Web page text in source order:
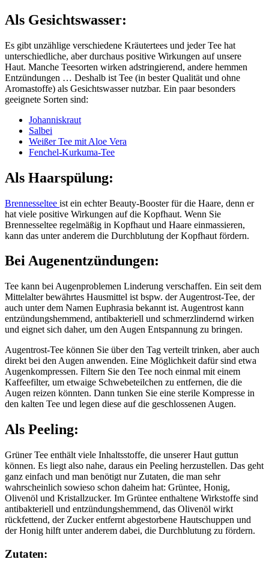
Als Gesichtswasser:
Es gibt unzählige verschiedene Kräutertees und jeder Tee hat
unterschiedliche, aber durchaus positive Wirkungen auf unsere
Haut. Manche Teesorten wirken adstringierend, andere hemmen
Entzündungen … Deshalb ist Tee (in bester Qualität und ohne
Aromastoffe) als Gesichtswasser nutzbar. Ein paar besonders
geeignete Sorten sind:
Johanniskraut
Salbei
Weißer Tee mit Aloe Vera
Fenchel-Kurkuma-Tee
Als Haarspülung:
Brennesseltee ist ein echter Beauty-Booster für die Haare, denn er
hat viele positive Wirkungen auf die Kopfhaut. Wenn Sie
Brennesseltee regelmäßig in Kopfhaut und Haare einmassieren,
kann das unter anderem die Durchblutung der Kopfhaut fördern.
Bei Augenentzündungen:
Tee kann bei Augenproblemen Linderung verschaffen. Ein seit dem
Mittelalter bewährtes Hausmittel ist bspw. der Augentrost-Tee, der
auch unter dem Namen Euphrasia bekannt ist. Augentrost kann
entzündungshemmend, antibakteriell und schmerzlindernd wirken
und eignet sich daher, um den Augen Entspannung zu bringen.
Augentrost-Tee können Sie über den Tag verteilt trinken, aber auch
direkt bei den Augen anwenden. Eine Möglichkeit dafür sind etwa
Augenkompressen. Filtern Sie den Tee noch einmal mit einem
Kaffeefilter, um etwaige Schwebeteilchen zu entfernen, die die
Augen reizen könnten. Dann tunken Sie eine sterile Kompresse in
den kalten Tee und legen diese auf die geschlossenen Augen.
Als Peeling:
Grüner Tee enthält viele Inhaltsstoffe, die unserer Haut guttun
können. Es liegt also nahe, daraus ein Peeling herzustellen. Das geht
ganz einfach und man benötigt nur Zutaten, die man sehr
wahrscheinlich sowieso schon daheim hat: Grüntee, Honig,
Olivenöl und Kristallzucker. Im Grüntee enthaltene Wirkstoffe sind
antibakteriell und entzündungshemmend, das Olivenöl wirkt
rückfettend, der Zucker entfernt abgestorbene Hautschuppen und
der Honig hilft unter anderem dabei, die Durchblutung zu fördern.
Zutaten: